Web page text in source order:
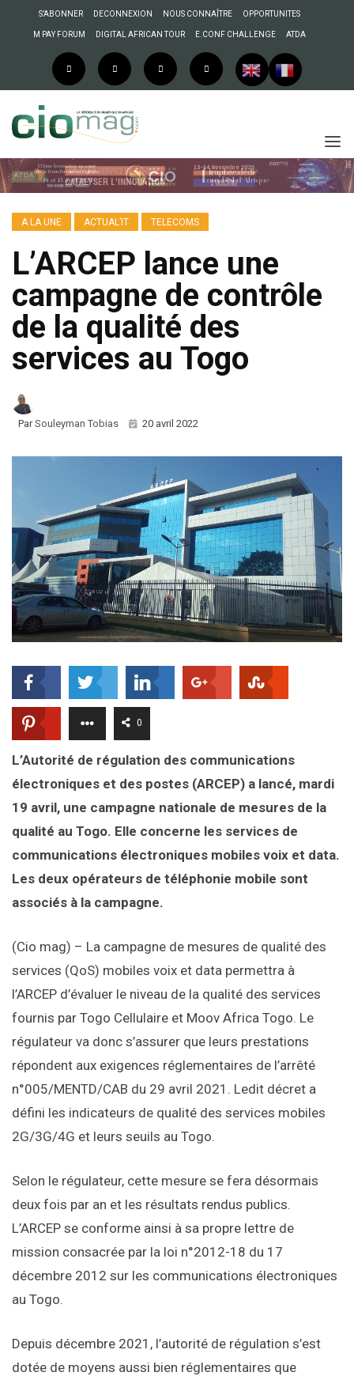
S’ABONNER DECONNEXION NOUS CONNAÎTRE OPPORTUNITES
M PAY FORUM DIGITAL AFRICAN TOUR E.CONF CHALLENGE ATDA
A LA UNE ACTUAL’IT TELECOMS
L’ARCEP lance une
campagne de contrôle
de la qualité des
services au Togo
ParSouleyman Tobias 20 avril 2022
0
L’Autorité de régulation des communications
électroniques et des postes (ARCEP) a lancé, mardi
19 avril, une campagne nationale de mesures de la
qualité au Togo. Elle concerne les services de
communications électroniques mobiles voix et data.
Les deux opérateurs de téléphonie mobile sont
associés à la campagne.
(Cio mag) – La campagne de mesures de qualité des
services (QoS) mobiles voix et data permettra à
l’ARCEP d’évaluer le niveau de la qualité des services
fournis par Togo Cellulaire et Moov Africa Togo. Le
régulateur va donc s’assurer que leurs prestations
répondent aux exigences réglementaires de l’arrêté
n°005/MENTD/CAB du 29 avril 2021. Ledit décret a
défini les indicateurs de qualité des services mobiles
2G/3G/4G et leurs seuils au Togo.
Selon le régulateur, cette mesure se fera désormais
deux fois par an et les résultats rendus publics.
L’ARCEP se conforme ainsi à sa propre lettre de
mission consacrée par la loi n°2012-18 du 17
décembre 2012 sur les communications électroniques
au Togo.
Depuis décembre 2021, l’autorité de régulation s’est
dotée de moyens aussi bien réglementaires que